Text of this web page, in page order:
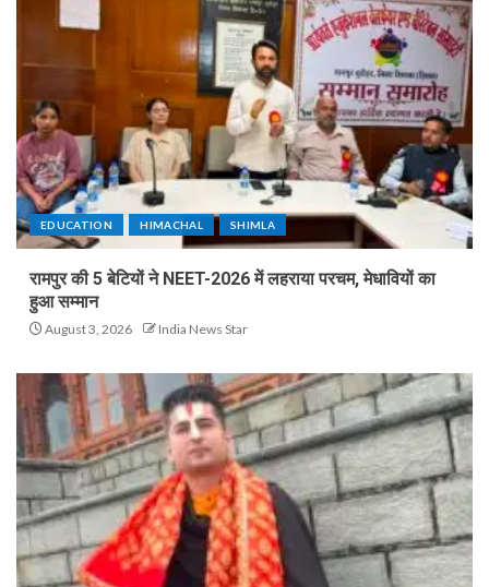
EDUCATION HIMACHAL SHIMLA
रामपुर की 5 बेटियों ने NEET-2026 में लहराया परचम, मेधावियों का
हुआ सम्मान
August 3, 2026 India News Star